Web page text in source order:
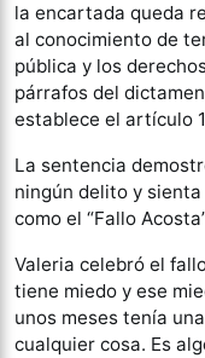
la encartada queda
al conocimiento de
pública y los
párrafos del
establece el artículo
La sentencia
ningún delito y
como el “Fallo
Valeria celebró el
tiene miedo y ese
unos meses tenía
cualquier cosa. Es